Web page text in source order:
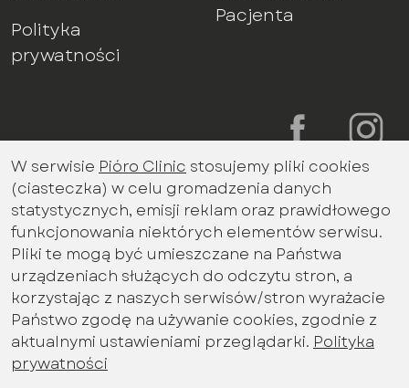
Polityka
prywatności
Pacjenta
Bądź na bieżąco z aktualnościami
promocjami miesiąca
Imię i nazwisko
Email
W serwisie Pióro Clinic stosujemy pliki cookies
(ciasteczka) w celu gromadzenia danych
statystycznych, emisji reklam oraz prawidłowego
funkcjonowania niektórych elementów serwisu.
Pliki te mogą być umieszczane na Państwa
urządzeniach służących do odczytu stron, a
korzystając z naszych serwisów/stron wyrażacie
Państwo zgodę na używanie cookies, zgodnie z
aktualnymi ustawieniami przeglądarki. Polityka
prywatności